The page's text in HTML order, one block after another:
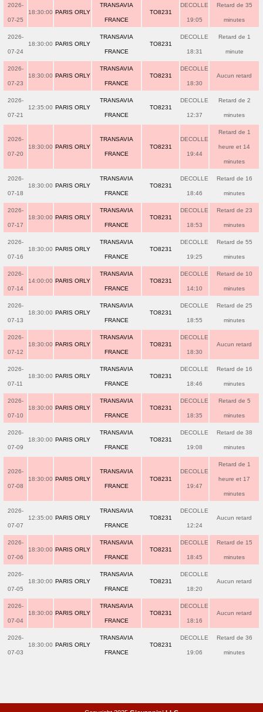
2026-
07-25
18:30:00 PARIS ORLY
TRANSAVIA
FRANCE
TO8231
DECOLLE
19:05
Retard de 35
minutes
2026-
07-24
18:30:00 PARIS ORLY
TRANSAVIA
FRANCE
TO8231
DECOLLE
18:31
Retard de 1
minute
2026-
07-23
18:30:00 PARIS ORLY
TRANSAVIA
FRANCE
TO8231
DECOLLE
18:30
Aucun retard
2026-
07-21
12:35:00 PARIS ORLY
TRANSAVIA
FRANCE
TO8231
DECOLLE
12:37
Retard de 2
minutes
2026-
07-20
18:30:00 PARIS ORLY
TRANSAVIA
FRANCE
TO8231
DECOLLE
19:44
Retard de 1
heure et 14
minutes
2026-
07-18
18:30:00 PARIS ORLY
TRANSAVIA
FRANCE
TO8231
DECOLLE
18:46
Retard de 16
minutes
2026-
07-17
18:30:00 PARIS ORLY
TRANSAVIA
FRANCE
TO8231
DECOLLE
18:53
Retard de 23
minutes
2026-
07-16
18:30:00 PARIS ORLY
TRANSAVIA
FRANCE
TO8231
DECOLLE
19:25
Retard de 55
minutes
2026-
07-14
14:00:00 PARIS ORLY
TRANSAVIA
FRANCE
TO8231
DECOLLE
14:10
Retard de 10
minutes
2026-
07-13
18:30:00 PARIS ORLY
TRANSAVIA
FRANCE
TO8231
DECOLLE
18:55
Retard de 25
minutes
2026-
07-12
18:30:00 PARIS ORLY
TRANSAVIA
FRANCE
TO8231
DECOLLE
18:30
Aucun retard
2026-
07-11
18:30:00 PARIS ORLY
TRANSAVIA
FRANCE
TO8231
DECOLLE
18:46
Retard de 16
minutes
2026-
07-10
18:30:00 PARIS ORLY
TRANSAVIA
FRANCE
TO8231
DECOLLE
18:35
Retard de 5
minutes
2026-
07-09
18:30:00 PARIS ORLY
TRANSAVIA
FRANCE
TO8231
DECOLLE
19:08
Retard de 38
minutes
2026-
07-08
18:30:00 PARIS ORLY
TRANSAVIA
FRANCE
TO8231
DECOLLE
19:47
Retard de 1
heure et 17
minutes
2026-
07-07
12:35:00 PARIS ORLY
TRANSAVIA
FRANCE
TO8231
DECOLLE
12:24
Aucun retard
2026-
07-06
18:30:00 PARIS ORLY
TRANSAVIA
FRANCE
TO8231
DECOLLE
18:45
Retard de 15
minutes
2026-
07-05
18:30:00 PARIS ORLY
TRANSAVIA
FRANCE
TO8231
DECOLLE
18:20
Aucun retard
2026-
07-04
18:30:00 PARIS ORLY
TRANSAVIA
FRANCE
TO8231
DECOLLE
18:16
Aucun retard
2026-
07-03
18:30:00 PARIS ORLY
TRANSAVIA
FRANCE
TO8231
DECOLLE
19:06
Retard de 36
minutes